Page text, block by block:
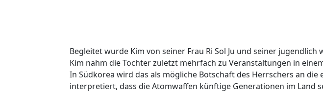
Begleitet wurde Kim von seiner Frau Ri Sol Ju und seiner jugendlich
Kim nahm die Tochter zuletzt mehrfach zu Veranstaltungen in
In Südkorea wird das als mögliche Botschaft des Herrschers an die
interpretiert, dass die Atomwaffen künftige Generationen im Land